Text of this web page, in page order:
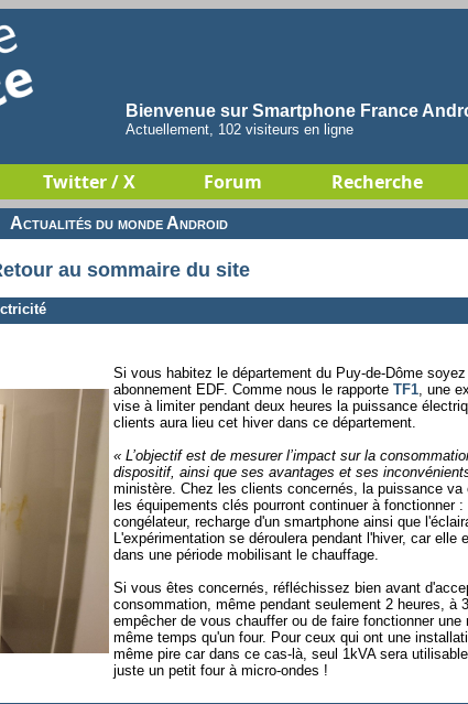
Bienvenue sur Smartphone France
Actuellement, 102 visiteurs en ligne
Twitter / X Forum Recherche
Actualités du monde Android
au sommaire du site
Si vous habitez le département du Puy-de-Dôme
abonnement EDF. Comme nous le rapporte TF1 , une
vise à limiter pendant deux heures la puissance
clients aura lieu cet hiver dans ce département.
« L’objectif est de mesurer l’impact sur la
dispositif, ainsi que ses avantages et ses
ministère. Chez les clients concernés, la puissance va
les équipements clés pourront continuer à fonctionner :
congélateur, recharge d'un smartphone ainsi que
L'expérimentation se déroulera pendant l'hiver, car elle
dans une période mobilisant le chauffage.
Si vous êtes concernés, réfléchissez bien avant
consommation, même pendant seulement 2 heures, à
empêcher de vous chauffer ou de faire fonctionner une
même temps qu'un four. Pour ceux qui ont une
même pire car dans ce cas-là, seul 1kVA sera
juste un petit four à micro-ondes !